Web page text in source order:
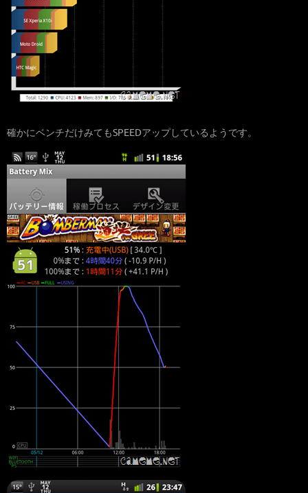
確かにベンチだけみてもSPEEDアップしているようです。